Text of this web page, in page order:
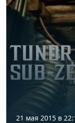
21 мая 2015 в